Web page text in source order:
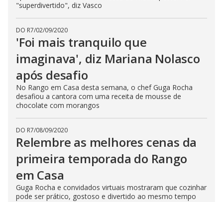
"superdivertido", diz Vasco
DO R7/02/09/2020
'Foi mais tranquilo que
imaginava', diz Mariana Nolasco
após desafio
No Rango em Casa desta semana, o chef Guga Rocha
desafiou a cantora com uma receita de mousse de
chocolate com morangos
DO R7/08/09/2020
Relembre as melhores cenas da
primeira temporada do Rango
em Casa
Guga Rocha e convidados virtuais mostraram que cozinhar
pode ser prático, gostoso e divertido ao mesmo tempo